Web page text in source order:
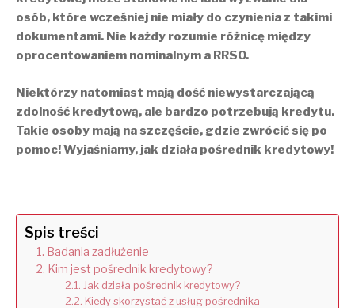
osób, które wcześniej nie miały do czynienia z takimi
dokumentami. Nie każdy rozumie różnicę między
oprocentowaniem nominalnym a RRSO.
Niektórzy natomiast mają dość niewystarczającą
zdolność kredytową, ale bardzo potrzebują kredytu.
Takie osoby mają na szczęście, gdzie zwrócić się po
pomoc! Wyjaśniamy, jak działa pośrednik kredytowy!
Spis treści
Badania zadłużenie
Kim jest pośrednik kredytowy?
Jak działa pośrednik kredytowy?
Kiedy skorzystać z usług pośrednika